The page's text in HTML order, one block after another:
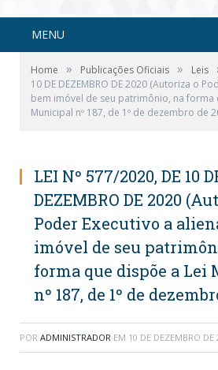
MENU
Home » Publicações Oficiais » Leis
10 DE DEZEMBRO DE 2020 (Autoriza o
bem imóvel de seu patrimônio, na forma
Municipal nº 187, de 1º de dezembro de
LEI Nº 577/2020, DE 10
DEZEMBRO DE 2020
Poder Executivo a
imóvel de seu
forma que dispõe a Lei
nº 187, de 1º de
POR ADMINISTRADOR EM 10 DE DEZEMBRO DE